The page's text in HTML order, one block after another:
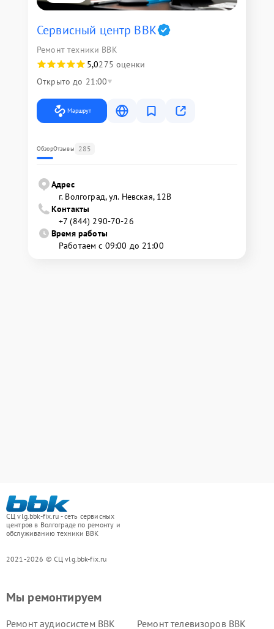
Сервисный центр BBK
Ремонт техники BBK
5,0275 оценки
Открыто до 21:00
Маршрут
ОбзорОтзывы 285
Адрес
г. Волгоград, ул. Невская, 12В
Контакты
+7 (844) 290-70-26
Время работы
Работаем с 09:00 до 21:00
СЦ vlg.bbk-fix.ru - сеть сервисных
центров в Волгограде по ремонту и
обслуживанию техники BBK
2021-2026 © СЦ vlg.bbk-fix.ru
Мы ремонтируем
Ремонт аудиосистем BBK
Ремонт телевизоров BBK